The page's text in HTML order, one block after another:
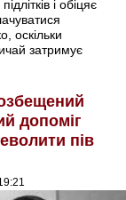
і обіцяє
оскільки
затримує
допоміг
пів